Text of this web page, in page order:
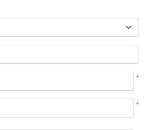
*
*